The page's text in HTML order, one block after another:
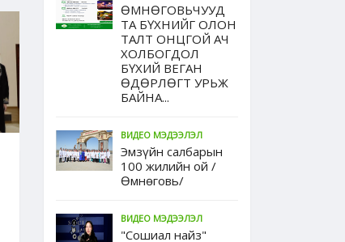
ӨМНӨГОВЬЧУУД
ТА БҮХНИЙГ ОЛОН
ТАЛТ ОНЦГОЙ АЧ
ХОЛБОГДОЛ
БҮХИЙ ВЕГАН
ӨДӨРЛӨГТ УРЬЖ
БАЙНА...
ВИДЕО МЭДЭЭЛЭЛ
Эмзүйн салбарын
100 жилийн ой /
Өмнөговь/
ВИДЕО МЭДЭЭЛЭЛ
"Сошиал найз"